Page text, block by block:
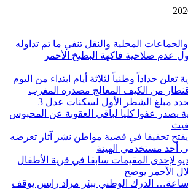
والجماعات المحلية والنقل تنفي ما تم تداوله
عدم صلاحية فاكهة البطيخ الأحمر
تعلن حداداً وطنياً لثلاثة أيام ابتداء من اليوم
من الكيف المعالج مصدره المغرب
مبلغ الشطر الأول لسكنات عدل 3
يصدر عفوا كليا لباقي العقوبة عن المحبوس
تحقيقا في قضية مواطن نشر آثار تعرضه
أحد مستخدمي الهيئة
لإحدى المقيمات سابقا في قرية الأطفال
الأحمر يوضح
بعد اقل من 24ساعة… الدرك الوطني ببئر مراد رايس يوقف